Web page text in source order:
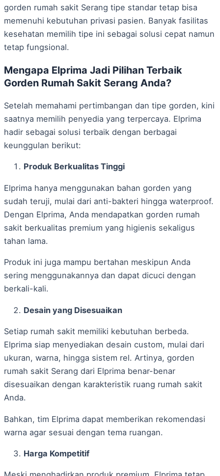
gorden rumah sakit Serang tipe standar tetap bisa
memenuhi kebutuhan privasi pasien. Banyak fasilitas
kesehatan memilih tipe ini sebagai solusi cepat namun
tetap fungsional.
Mengapa Elprima Jadi Pilihan Terbaik
Gorden Rumah Sakit Serang Anda?
Setelah memahami pertimbangan dan tipe gorden, kini
saatnya memilih penyedia yang terpercaya. Elprima
hadir sebagai solusi terbaik dengan berbagai
keunggulan berikut:
Produk Berkualitas Tinggi
Elprima hanya menggunakan bahan gorden yang
sudah teruji, mulai dari anti-bakteri hingga waterproof.
Dengan Elprima, Anda mendapatkan gorden rumah
sakit berkualitas premium yang higienis sekaligus
tahan lama.
Produk ini juga mampu bertahan meskipun Anda
sering menggunakannya dan dapat dicuci dengan
berkali-kali.
Desain yang Disesuaikan
Setiap rumah sakit memiliki kebutuhan berbeda.
Elprima siap menyediakan desain custom, mulai dari
ukuran, warna, hingga sistem rel. Artinya, gorden
rumah sakit Serang dari Elprima benar-benar
disesuaikan dengan karakteristik ruang rumah sakit
Anda.
Bahkan, tim Elprima dapat memberikan rekomendasi
warna agar sesuai dengan tema ruangan.
Harga Kompetitif